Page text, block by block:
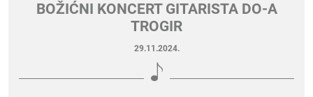
BOŽIĆNI KONCERT GITARISTA DO-A
TROGIR
29.11.2024.